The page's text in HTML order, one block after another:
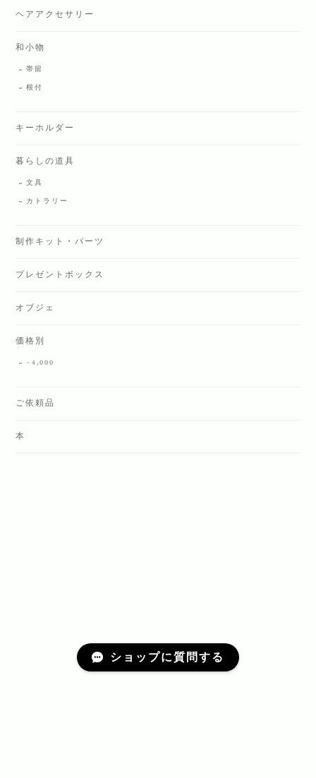
ヘアアクセサリー
和小物
帯留
根付
キーホルダー
暮らしの道具
文具
カトラリー
制作キット・パーツ
プレゼントボックス
オブジェ
価格別
~4,000
ご依頼品
本
ショップに質問する